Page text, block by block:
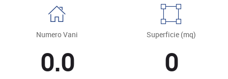
Numero Vani
0.0
Superficie (mq)
0